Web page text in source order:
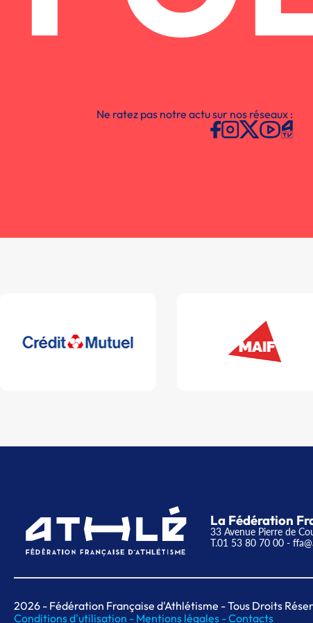
Ne ratez pas notre actu sur nos réseaux :
La Fédération
33 Avenue Pierre de
T.01 53 80 70 00 -
2026 - Fédération Française d'Athlétisme - Tous Droits
Conditions d'utilisation - Mentions légales -Contacts